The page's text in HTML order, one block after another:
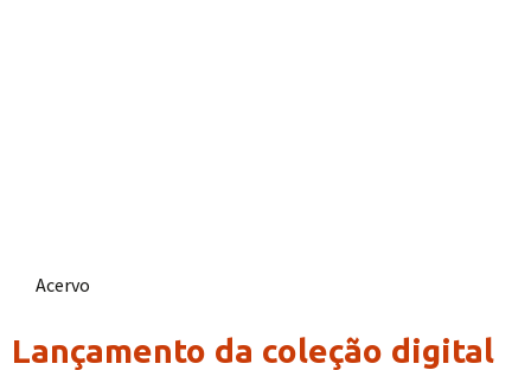
Acervo
Lançamento da coleção digital